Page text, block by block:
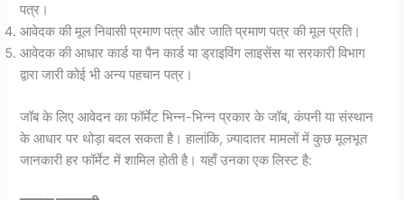
पत्र।
आवेदक की मूल निवासी प्रमाण पत्र और जाति प्रमाण पत्र की मूल प्रति।
आवेदक की आधार कार्ड या पैन कार्ड या ड्राइविंग लाइसेंस या सरकारी विभाग
द्वारा जारी कोई भी अन्य पहचान पत्र।
जॉब के लिए आवेदन का फॉर्मेट भिन्न-भिन्न प्रकार के जॉब, कंपनी या संस्थान
के आधार पर थोड़ा बदल सकता है। हालांकि, ज़्यादातर मामलों में कुछ मूलभूत
जानकारी हर फॉर्मेट में शामिल होती है। यहाँ उनका एक लिस्ट है: